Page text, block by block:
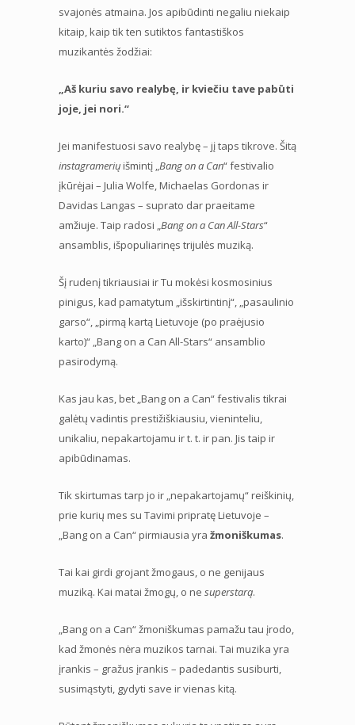
svajonės atmaina. Jos apibūdinti negaliu niekaip
kitaip, kaip tik ten sutiktos fantastiškos
muzikantės žodžiai:
„Aš kuriu savo realybę, ir kviečiu tave pabūti
joje, jei nori.“
Jei manifestuosi savo realybę – jį taps tikrove. Šitą
instagrameriųišmintį „ Bang on a Can“ festivalio
įkūrėjai – Julia Wolfe, Michaelas Gordonas ir
Davidas Langas – suprato dar praeitame
amžiuje. Taip radosi „ Bang on a Can All-Stars“
ansamblis, išpopuliarinęs trijulės muziką.
Šį rudenį tikriausiai ir Tu mokėsi kosmosinius
pinigus, kad pamatytum „išskirtintinį“, „pasaulinio
garso“, „pirmą kartą Lietuvoje (po praėjusio
karto)“ „Bang on a Can All-Stars“ ansamblio
pasirodymą.
Kas jau kas, bet „Bang on a Can“ festivalis tikrai
galėtų vadintis prestižiškiausiu, vieninteliu,
unikaliu, nepakartojamu ir t. t. ir pan. Jis taip ir
apibūdinamas.
Tik skirtumas tarp jo ir „nepakartojamų“ reiškinių,
prie kurių mes su Tavimi pripratę Lietuvoje –
„Bang on a Can“ pirmiausia yra žmoniškumas.
Tai kai girdi grojant žmogaus, o ne genijaus
muziką. Kai matai žmogų, o ne superstarą.
„Bang on a Can“ žmoniškumas pamažu tau įrodo,
kad žmonės nėra muzikos tarnai. Tai muzika yra
įrankis – gražus įrankis – padedantis susiburti,
susimąstyti, gydyti save ir vienas kitą.